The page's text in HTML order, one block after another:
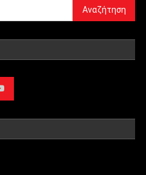
Αναζήτηση
για: